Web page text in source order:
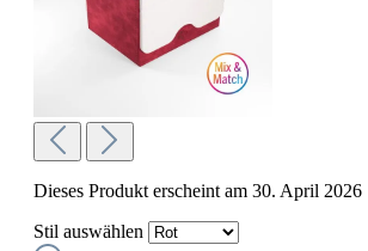
Dieses Produkt erscheint am 30. April 2026
Stil auswählen